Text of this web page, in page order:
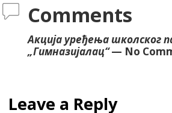
Comments
Aкцијa уређења школског
„Гимназијалац“— No
Leave a Reply